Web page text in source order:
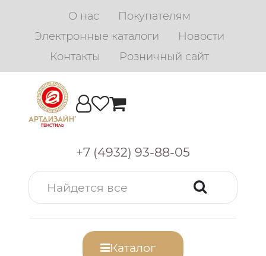
О нас
Покупателям
Электронные каталоги
Новости
Контакты
Розничный сайт
+7 (4932) 93-88-05
Каталог